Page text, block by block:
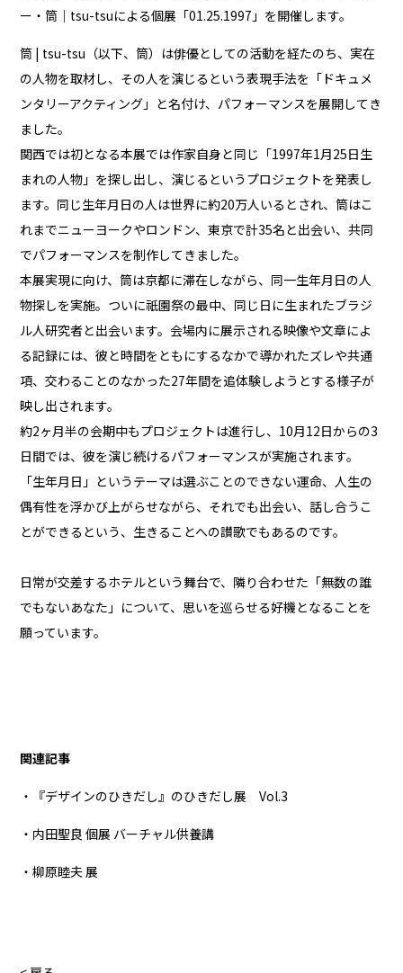
ー・筒｜tsu-tsuによる個展「01.25.1997」を開催します。
筒 | tsu-tsu（以下、筒）は俳優としての活動を経たのち、実在
の人物を取材し、その人を演じるという表現手法を「ドキュメ
ンタリーアクティング」と名付け、パフォーマンスを展開してき
ました。
関西では初となる本展では作家自身と同じ「1997年1月25日生
まれの人物」を探し出し、演じるというプロジェクトを発表し
ます。同じ生年月日の人は世界に約20万人いるとされ、筒はこ
れまでニューヨークやロンドン、東京で計35名と出会い、共同
でパフォーマンスを制作してきました。
本展実現に向け、筒は京都に滞在しながら、同一生年月日の人
物探しを実施。ついに祇園祭の最中、同じ日に生まれたブラジ
ル人研究者と出会います。会場内に展示される映像や文章によ
る記録には、彼と時間をともにするなかで導かれたズレや共通
項、交わることのなかった27年間を追体験しようとする様子が
映し出されます。
約2ヶ月半の会期中もプロジェクトは進行し、10月12日からの3
日間では、彼を演じ続けるパフォーマンスが実施されます。
「生年月日」というテーマは選ぶことのできない運命、人生の
偶有性を浮かび上がらせながら、それでも出会い、話し合うこ
とができるという、生きることへの讃歌でもあるのです。
日常が交差するホテルという舞台で、隣り合わせた「無数の誰
でもないあなた」について、思いを巡らせる好機となることを
願っています。
関連記事
・『デザインのひきだし』のひきだし展 Vol.3
・内田聖良 個展 バーチャル供養講
・柳原睦夫 展